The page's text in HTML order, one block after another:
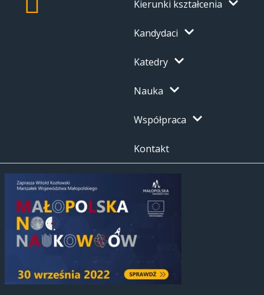
Kierunki kształcenia
Kandydaci
Katedry
Nauka
Współpraca
Kontakt